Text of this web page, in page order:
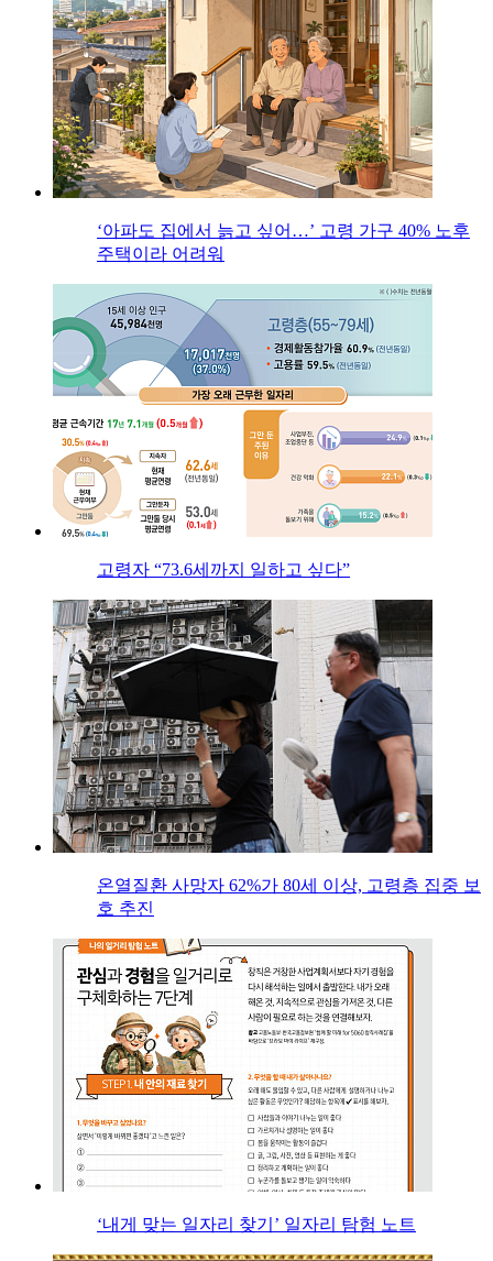
‘아파도 집에서 늙고 싶어…’ 고령 가구 40% 노후
주택이라 어려워
고령자 “73.6세까지 일하고 싶다”
온열질환 사망자 62%가 80세 이상, 고령층 집중 보
호 추진
‘내게 맞는 일자리 찾기’ 일자리 탐험 노트